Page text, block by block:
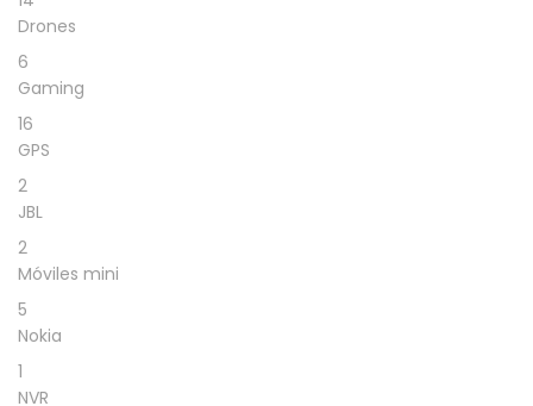
Drones
6
Gaming
16
GPS
2
JBL
2
Móviles mini
5
Nokia
1
NVR